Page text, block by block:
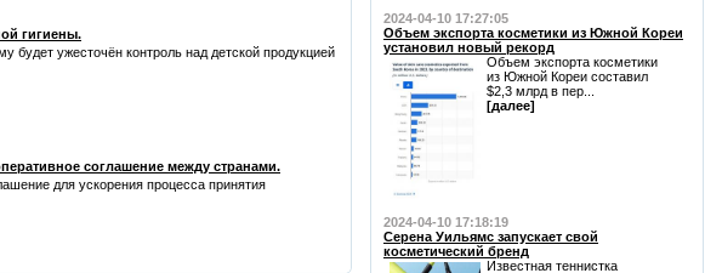
гигиены.
будет ужесточён контроль над детской продукцией
соглашение между странами.
для ускорения процесса принятия
2024-04-10 17:27:05
Объем экспорта косметики из Южной Кореи
установил новый рекорд
Объем экспорта косметики
из Южной Кореи составил
$2,3 млрд в пер...
[далее]
2024-04-10 17:18:19
Серена Уильямс запускает свой
косметический бренд
Известная теннистка